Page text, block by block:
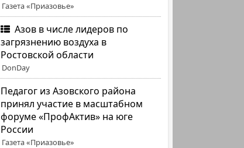
Газета «Приазовье»
Азов в числе лидеров по
загрязнению воздуха в
Ростовской области
DonDay
Педагог из Азовского района
принял участие в масштабном
форуме «ПрофАктив» на юге
России
Газета «Приазовье»